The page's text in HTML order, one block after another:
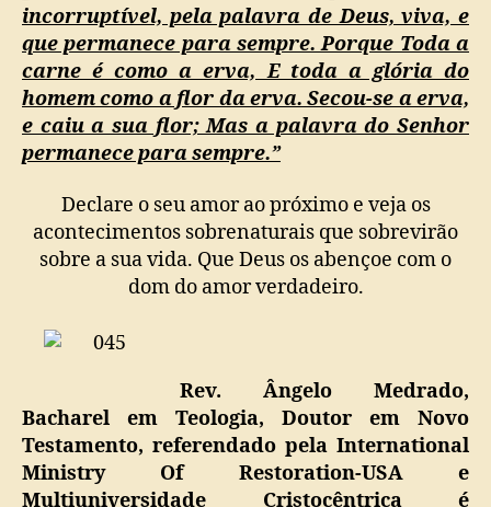
incorruptível, pela palavra de Deus, viva, e
que permanece para sempre. Porque Toda a
carne é como a erva, E toda a glória do
homem como a flor da erva. Secou-se a erva,
e caiu a sua flor; Mas a palavra do Senhor
permanece para sempre.”
Declare o seu amor ao próximo e veja os
acontecimentos sobrenaturais que sobrevirão
sobre a sua vida. Que Deus os abençoe com o
dom do amor verdadeiro.
Rev. Ângelo Medrado,
Bacharel em Teologia, Doutor em Novo
Testamento, referendado pela International
Ministry Of Restoration-USA e
Multiuniversidade Cristocêntrica é